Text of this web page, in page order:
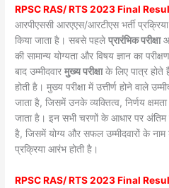
RPSC RAS/ RTS 2023 Final
आरपीएससी आरएएस/आरटीएस भर्ती
किया जाता है। सबसे पहलेप्रारंभिक परीक्षा
की सामान्य योग्यता और विषय ज्ञान का
बाद उम्मीदवारमुख्य परीक्षाके लिए पात्र होते
होती है। मुख्य परीक्षा में उत्तीर्ण होने वाले
जाता है, जिसमें उनके व्यक्तित्व, निर्णय
जाता है। इन सभी चरणों के आधार पर
है, जिसमें योग्य और सफल उम्मीदवारों के
प्रक्रिया आरंभ होती है।
RPSC RAS/ RTS 2023 Final